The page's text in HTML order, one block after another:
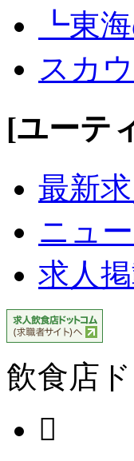
┗東
スカ
[ユーテ
最新
ニュ
求人
飲食店